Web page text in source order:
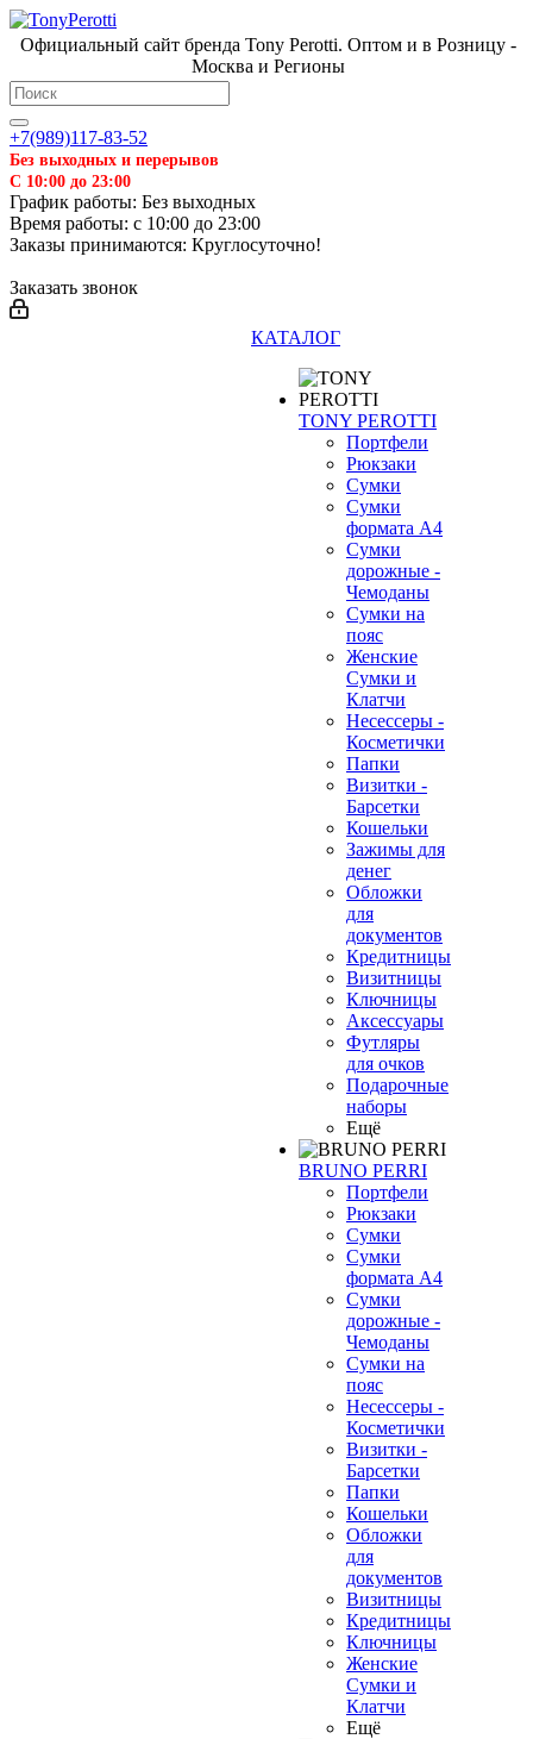
Официальный сайт бренда Tony Perotti. Оптом и в Розницу -
Москва и Регионы
+7(989)117-83-52
Без выходных и перерывов
С 10:00 до 23:00
График работы: Без выходных
Время работы: с 10:00 до 23:00
Заказы принимаются: Круглосуточно!
Заказать звонок
КАТАЛОГ
TONY PEROTTI
Портфели
Рюкзаки
Сумки
Сумки
формата А4
Сумки
дорожные -
Чемоданы
Сумки на
пояс
Женские
Сумки и
Клатчи
Несессеры -
Косметички
Папки
Визитки -
Барсетки
Кошельки
Зажимы для
денег
Обложки
для
документов
Кредитницы
Визитницы
Ключницы
Аксессуары
Футляры
для очков
Подарочные
наборы
Ещё
BRUNO PERRI
Портфели
Рюкзаки
Сумки
Сумки
формата А4
Сумки
дорожные -
Чемоданы
Сумки на
пояс
Несессеры -
Косметички
Визитки -
Барсетки
Папки
Кошельки
Обложки
для
документов
Визитницы
Кредитницы
Ключницы
Женские
Сумки и
Клатчи
Ещё